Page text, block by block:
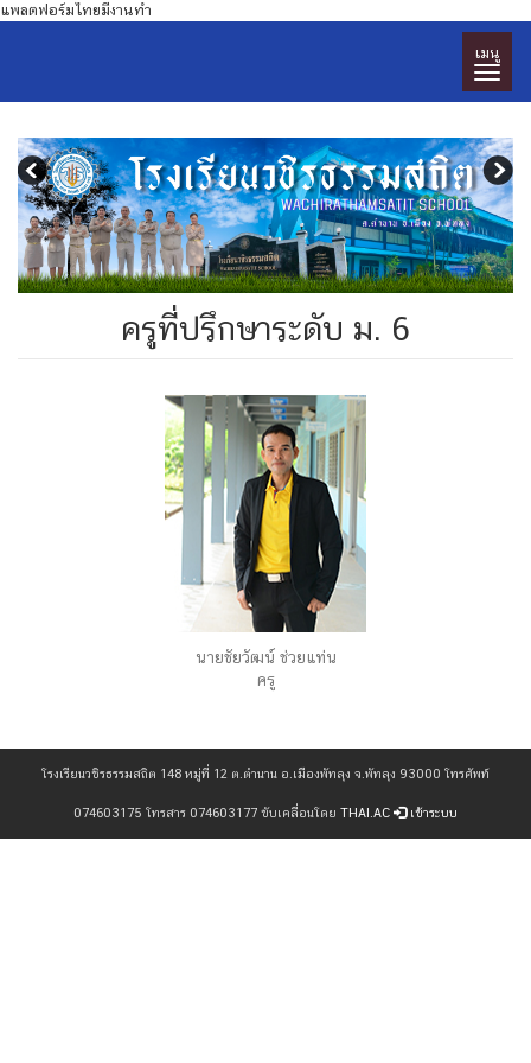
แพลตฟอร์มไทยมีงานทำ
เมนู
ครูที่ปรึกษาระดับ ม. 6
นายชัยวัฒน์ ช่วยแท่น
ครู
โรงเรียนวชิรธรรมสถิต 148 หมู่ที่ 12 ต.ตำนาน อ.เมืองพัทลุง จ.พัทลุง 93000 โทรศัพท์
074603175 โทรสาร 074603177 ขับเคลื่อนโดย THAI.AC เข้าระบบ